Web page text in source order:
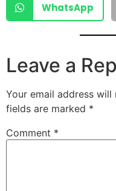
WhatsApp
Leave a
Your email address will
fields are marked *
Comment *